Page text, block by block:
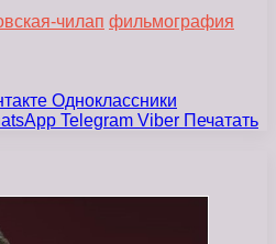
чилап фильмография
Одноклассники
Telegram Viber Печатать